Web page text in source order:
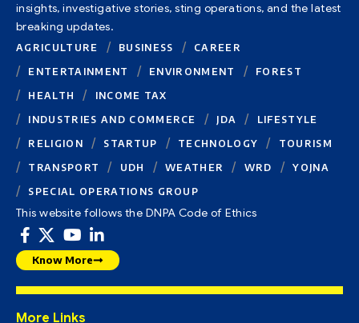
insights, investigative stories, sting operations, and the latest
breaking updates.
AGRICULTURE BUSINESS
CAREER
ENTERTAINMENT
ENVIRONMENT
FOREST
HEALTH
INCOME TAX
INDUSTRIES AND COMMERCE
JDA
LIFESTYLE
RELIGION
STARTUP TECHNOLOGY
TOURISM
TRANSPORT
UDH WEATHER WRD
YOJNA
SPECIAL OPERATIONS GROUP
This website follows the DNPA Code of Ethics
Know More
More Links